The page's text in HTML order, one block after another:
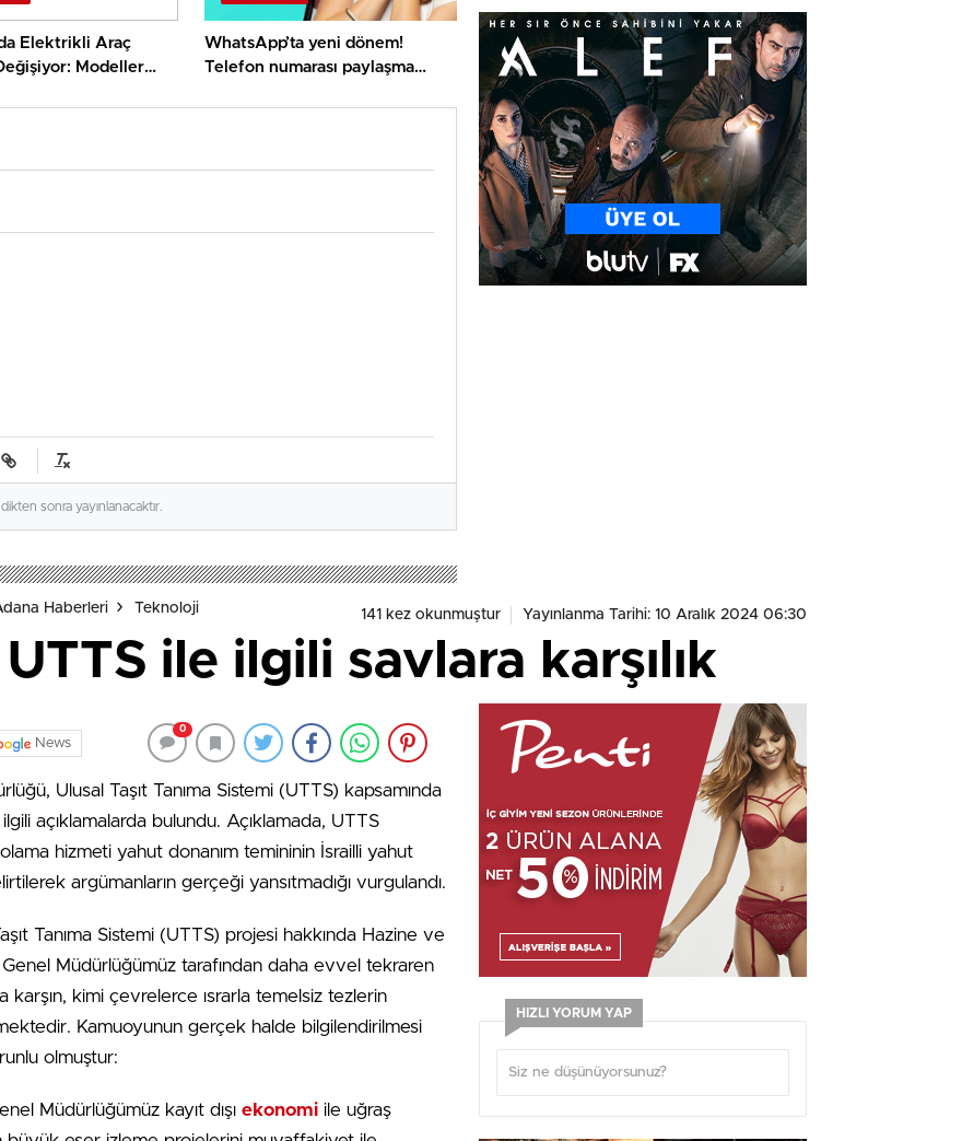
Elektrikli Araç
Modeller
WhatsApp’ta yeni dönem!
Telefon numarası paylaşma
sonra yayınlanacaktır.
Haberleri Teknoloji 141 kez okunmuştur Yayınlanma Tarihi: 10 Aralık 2024 06:30
UTTS ile ilgili savlara karşılık
News
0
Ulusal Taşıt Tanıma Sistemi (UTTS) kapsamında
açıklamalarda bulundu. Açıklamada, UTTS
hizmeti yahut donanım temininin İsrailli yahut
argümanların gerçeği yansıtmadığı vurgulandı.
Tanıma Sistemi (UTTS) projesi hakkında Hazine ve
Genel Müdürlüğümüz tarafından daha evvel tekraren
karşın, kimi çevrelerce ısrarla temelsiz tezlerin
Kamuoyunun gerçek halde bilgilendirilmesi
olmuştur:
Müdürlüğümüz kayıt dışı ekonomi ile uğraş
HIZLI YORUM YAP